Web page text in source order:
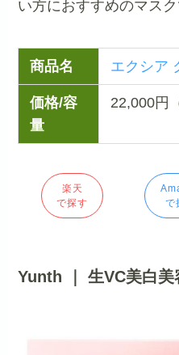
い方におすすめのマスク
商品名 エクシア
価格/容
量
22,000円
楽天
で探す
で
Yunth ｜ 生VC美白美